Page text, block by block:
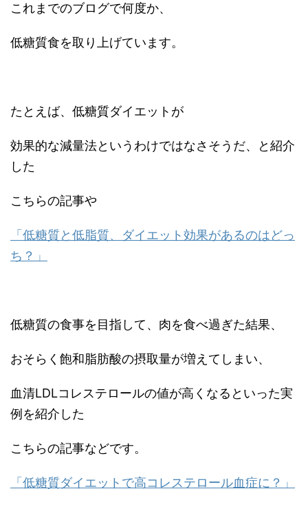
これまでのブログで何度か、
低糖質食を取り上げています。
たとえば、低糖質ダイエットが
効果的な減量法というわけではなさそうだ、と紹介
した
こちらの記事や
「低糖質と低脂質、ダイエット効果があるのはどっ
ち？」
低糖質の食事を目指して、肉を食べ過ぎた結果、
おそらく飽和脂肪酸の摂取量が増えてしまい、
血清LDLコレステロールの値が高くなるといった実
例を紹介した
こちらの記事などです。
「低糖質ダイエットで高コレステロール血症に？」